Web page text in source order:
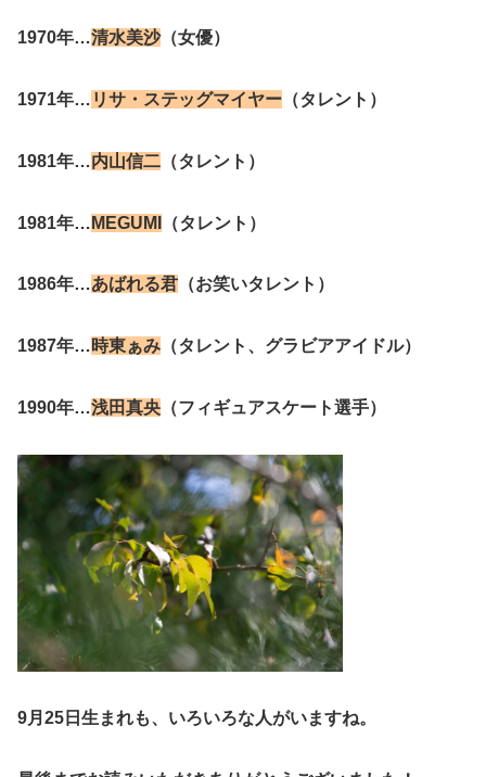
1970年…清水美沙（女優）
1971年… リサ・ステッグマイヤー （タレント）
1981年…内山信二 （タレント）
1981年… MEGUMI （タレント）
1986年…あばれる君 （お笑いタレント）
1987年…時東ぁみ （タレント、グラビアアイドル）
1990年…浅田真央 （フィギュアスケート選手）
9月25日生まれも、いろいろな人がいますね。